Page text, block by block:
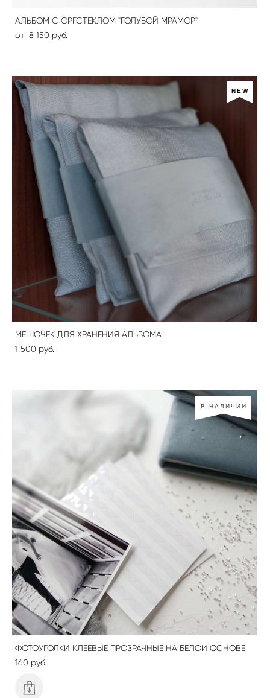
АЛЬБОМ С ОРГСТЕКЛОМ "ГОЛУБОЙ МРАМОР"
от 8 150 pуб.
NEW
МЕШОЧЕК ДЛЯ ХРАНЕНИЯ АЛЬБОМА
1 500 pуб.
В НАЛИЧИИ
ФОТОУГОЛКИ КЛЕЕВЫЕ ПРОЗРАЧНЫЕ НА БЕЛОЙ ОСНОВЕ
160 pуб.